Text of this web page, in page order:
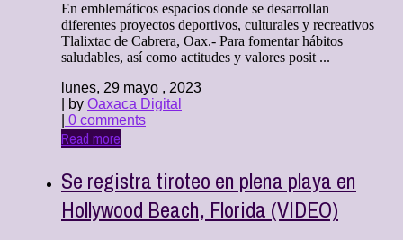
En emblemáticos espacios donde se desarrollan
diferentes proyectos deportivos, culturales y recreativos
Tlalixtac de Cabrera, Oax.- Para fomentar hábitos
saludables, así como actitudes y valores posit ...
lunes, 29 mayo , 2023
| by Oaxaca Digital
0 comments
Read more
Se registra tiroteo en plena playa en
Hollywood Beach, Florida (VIDEO)